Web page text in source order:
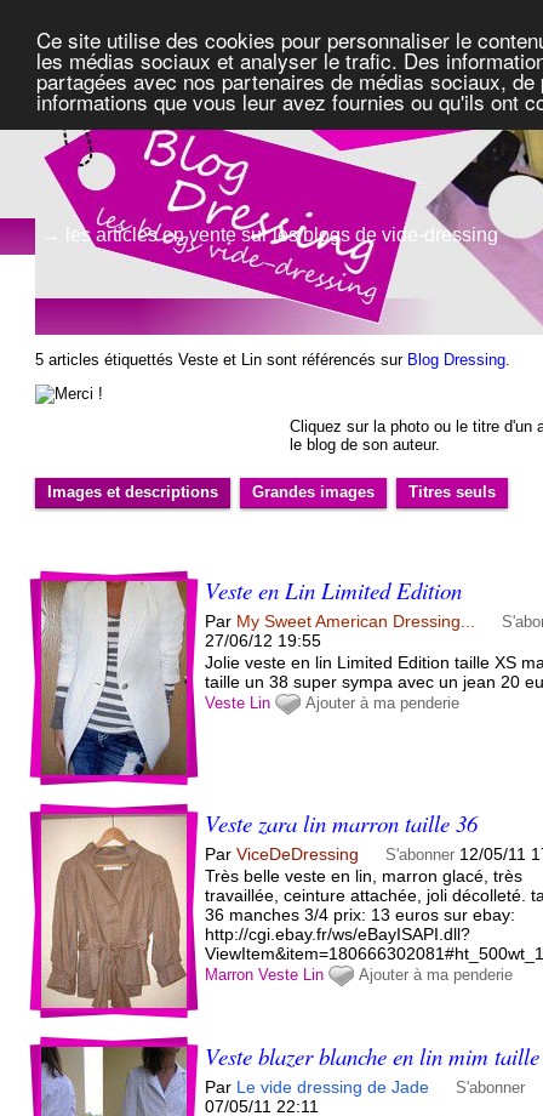
Ce site utilise des cookies pour personnaliser le
les médias sociaux et analyser le trafic. Des
partagées avec nos partenaires de médias sociaux,
informations que vous leur avez fournies ou qu'ils ont
→ les articles en vente sur les blogs de vide-dressing
5 articles étiquettés Veste et Lin sont référencés sur Blog Dressing
Cliquez sur la photo ou le titre d'un
le blog de son auteur.
Images et descriptions Grandes images Titres seuls
Veste en Lin Limited Edition
Par My Sweet American Dressing...
27/06/12 19:55
Jolie veste en lin Limited Edition taille XS
taille un 38 super sympa avec un jean 20
Veste Lin Ajouter à ma penderie
Veste zara lin marron taille 36
ParViceDeDressing S'abonner 12/05/11
Très belle veste en lin, marron glacé, très
travaillée, ceinture attachée, joli décolleté.
36 manches 3/4 prix: 13 euros sur ebay:
http://cgi.ebay.fr/ws/eBayISAPI.dll?
Marron Veste Lin Ajouter à ma penderie
Veste blazer blanche en lin mim
Par Le vide dressing de Jade S'abonner
07/05/11 22:11